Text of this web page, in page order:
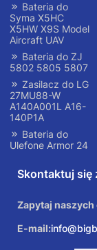
Bateria do
Syma X5HC
X5HW X9S Model
Aircraft UAV
Bateria do ZJ
5802 5805 5807
Zasilacz do LG
27MU88-W
A140A001L A16-
140P1A
Bateria do
Ulefone Armor 24
Skontaktuj się
Zapytaj naszych
E-mail: